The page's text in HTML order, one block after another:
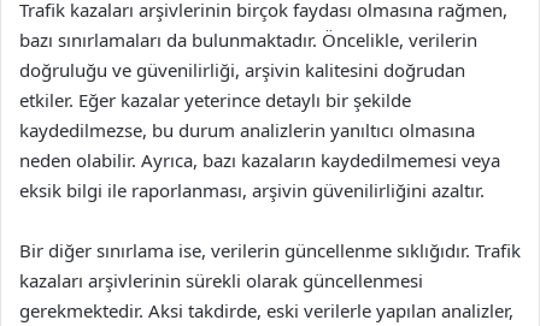
Trafik kazaları arşivlerinin birçok faydası olmasına rağmen,
bazı sınırlamaları da bulunmaktadır. Öncelikle, verilerin
doğruluğu ve güvenilirliği, arşivin kalitesini doğrudan
etkiler. Eğer kazalar yeterince detaylı bir şekilde
kaydedilmezse, bu durum analizlerin yanıltıcı olmasına
neden olabilir. Ayrıca, bazı kazaların kaydedilmemesi veya
eksik bilgi ile raporlanması, arşivin güvenilirliğini azaltır.
Bir diğer sınırlama ise, verilerin güncellenme sıklığıdır. Trafik
kazaları arşivlerinin sürekli olarak güncellenmesi
gerekmektedir. Aksi takdirde, eski verilerle yapılan analizler,